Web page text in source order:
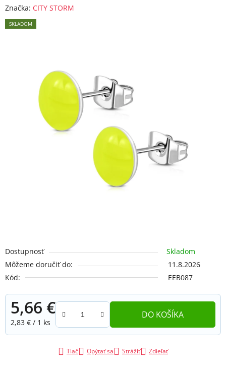
Dostupnosť
Skladom
Môžeme doručiť do:
11.8.2026
Kód:
EEB087
5,66 €
Jednotková cena:
2,83 € / 1 ks
DO KOŠÍKA
Tlač Opýtať sa Strážiť Zdieľať
produktu
je
Značka: CITY STORM
SKLADOM